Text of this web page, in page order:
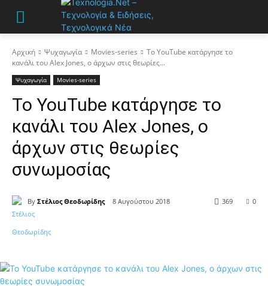
Αρχική Ψυχαγωγία Movies-series
Το YouTube κατάργησε το
κανάλι του Alex Jones, ο άρχων στις θεωρίες...
Ψυχαγωγία Movies-series
Το YouTube κατάργησε το
κανάλι του Alex Jones, ο
άρχων στις θεωρίες
συνωμοσίας
By Στέλιος Θεοδωρίδης 8 Αυγούστου 2018 0
369